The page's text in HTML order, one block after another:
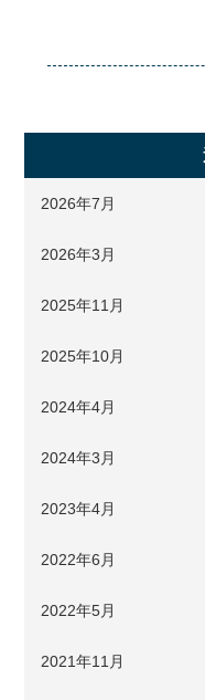
2026年7月
2026年3月
2025年11月
2025年10月
2024年4月
2024年3月
2023年4月
2022年6月
2022年5月
2021年11月